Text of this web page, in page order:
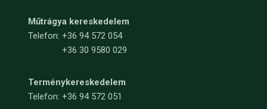
Műtrágya kereskedelem
Telefon: +36 94 572 054
+36 30 9580 029
Terménykereskedelem
Telefon: +36 94 572 051